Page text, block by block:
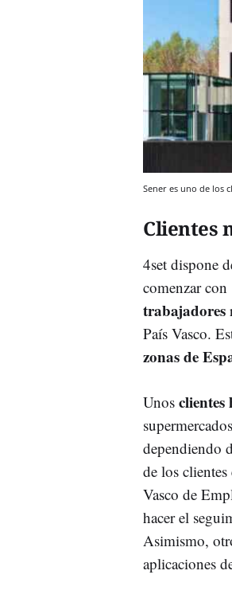
Sener es uno de los
Clientes
4set dispone
comenzar
trabajadores
País Vasco.
zonas de
Unos clientes
dependiendo
de los clientes
Vasco de
hacer el
Asimismo,
aplicaciones